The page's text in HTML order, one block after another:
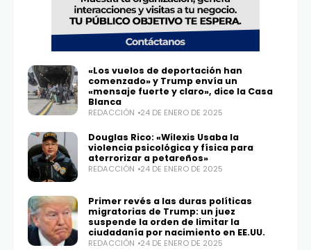
«Los vuelos de deportación han
comenzado» y Trump envía un
«mensaje fuerte y claro», dice la Casa
Blanca
REDACCIÓN 24 DE ENERO DE 2025
Douglas Rico: «Wilexis Usaba la
violencia psicológica y física para
aterrorizar a petareños»
REDACCIÓN 24 DE ENERO DE 2025
Primer revés a las duras políticas
migratorias de Trump: un juez
suspende la orden de limitar la
ciudadanía por nacimiento en EE.UU.
REDACCIÓN 24 DE ENERO DE 2025